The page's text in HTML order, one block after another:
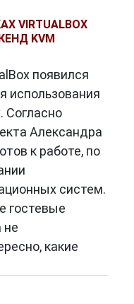
и
на
выбором
что
получить
и
VIRTUALBOX
KVM
появился
использования
Согласно
Александра
к работе, по
систем.
гостевые
не
какие